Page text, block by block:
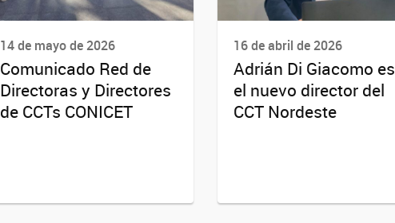
14 de mayo de 2026
Comunicado Red de
Directoras y Directores
de CCTs CONICET
16 de abril de 2026
Adrián Di Giacomo es
el nuevo director del
CCT Nordeste